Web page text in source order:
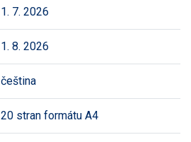
1. 7. 2026
1. 8. 2026
čeština
20 stran formátu A4